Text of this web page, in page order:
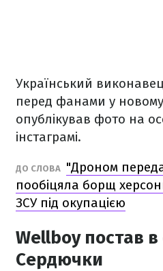
Український
перед фанами у новому
опублікував фото на
інстаграмі.
ДО СЛОВА "Дроном
пообіцяла борщ
ЗСУ під окупацією
Wellboy постав в
Сердючки